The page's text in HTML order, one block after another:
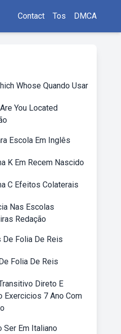
Contact Tos DMCA
Whose Quando Usar
You Located
Escola Em Inglês
K Em Recem Nascido
C Efeitos Colaterais
Nas Escolas
Redação
De Folia De Reis
Folia De Reis
Direto E
Exercicios 7 Ano Com
Ser Em Italiano